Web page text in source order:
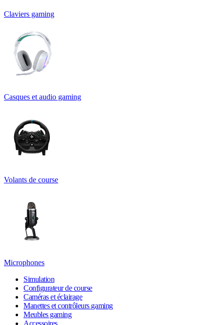
Claviers gaming
Casques et audio gaming
Volants de course
Microphones
Simulation
Configurateur de course
Caméras et éclairage
Manettes et contrôleurs gaming
Meubles gaming
Accessoires